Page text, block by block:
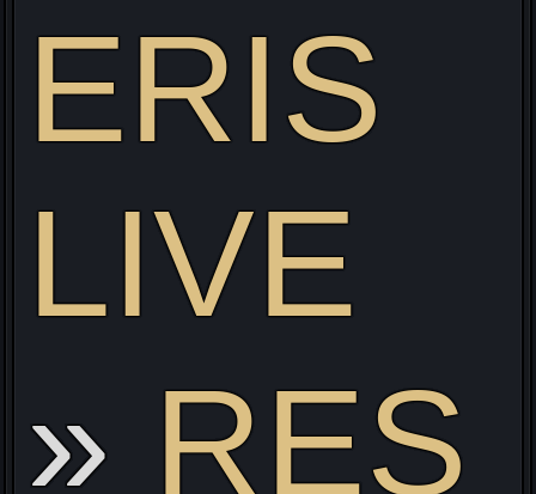
ERIS
LIVE
RES